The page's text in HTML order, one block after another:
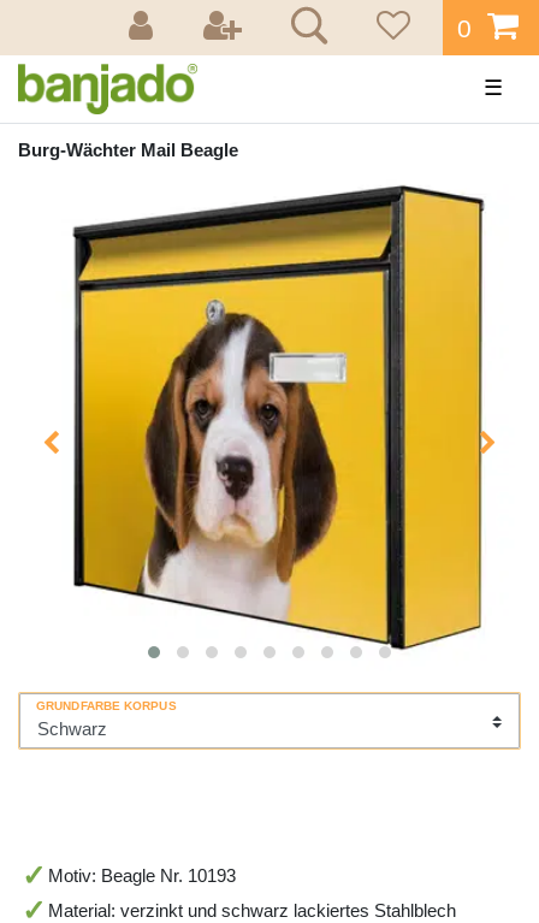
0
☰
Burg-Wächter Mail Beagle
GRUNDFARBE KORPUS
Motiv: Beagle Nr. 10193
Material: verzinkt und schwarz lackiertes Stahlblech